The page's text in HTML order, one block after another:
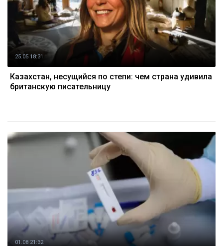
25.05 18:31
Казахстан, несущийся по степи: чем страна удивила
британскую писательницу
01.08 21:32